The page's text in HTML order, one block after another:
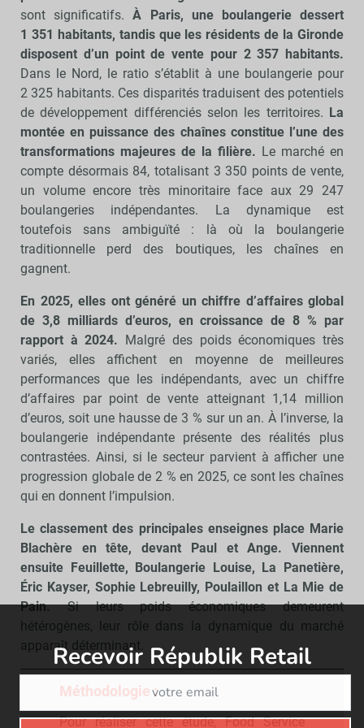
sont significatifs.À Paris, une boulangerie dessert
1 351 habitants, tandis que les résidents de la Gironde
disposent d’un point de vente pour 2 357 habitants.
Dans le Nord, le ratio s’établit à une boulangerie pour
2 325 habitants. Ces disparités traduisent des potentiels
de développement différenciés selon les territoires. La
montée en puissance des chaînes constitue l’une des
transformations majeures de la filière. Le marché en
compte désormais 84, totalisant 3 350 points de vente,
un volume encore très minoritaire face aux 29 247
boulangeries indépendantes. La dynamique est
toutefois sans ambiguïté : là où la boulangerie
traditionnelle perd des boutiques, les chaînes en
gagnent.
En 2025, elles ont généré un chiffre d’affaires global
de 3,8 milliards d’euros, en croissance de 8 % par
rapport à 2024. Malgré des poids économiques très
variés, elles affichent en moyenne de meilleures
performances que les indépendants, avec un chiffre
d’affaires par point de vente atteignant 1,14 million
d’euros, soit une hausse de 3 % sur un an. À l’inverse, la
boulangerie indépendante présente des réalités plus
contrastées. Ainsi, si le secteur parvient à afficher une
progression globale de 2 % en 2025, ce sont les chaînes
qui en donnent l’impulsion.
Le classement des principales enseignes place Marie
Blachère en tête, devant Paul et Ange. Viennent
ensuite Feuillette, Boulangerie Louise, La Panetière,
Éric Kayser, Sophie Lebreuilly, Poulaillon et La Mie de
Pain.Si leurs poids économiques demeurent
hétérogènes, leur rôle dans la dynamique du marché
apparaît déterminant.
Méthodologie :
Pour réaliser cette étude, Food Service
Recevoir Républik Retail